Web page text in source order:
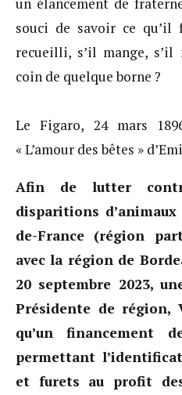
souci de savoir ce
recueilli, s’il mange,
coin de quelque borne ?
Le Figaro, 24 mars
« L’amour des bêtes »
Afin de lutter
disparitions
de-France (région
avec la région de
20 septembre 2023,
Présidente de région,
qu’un financement
permettant
et furets au profit